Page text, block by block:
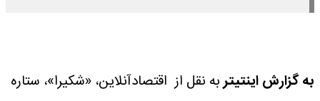
به گزارش اینتیتربه نقل از اقتصادآنلاین، «شکیرا»، ستاره